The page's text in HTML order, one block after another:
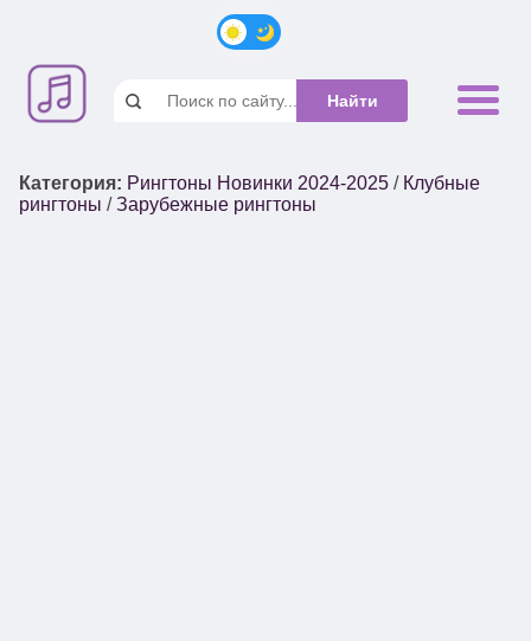
Категория: Рингтоны Новинки 2024-2025 / Клубные
рингтоны /Зарубежные рингтоны